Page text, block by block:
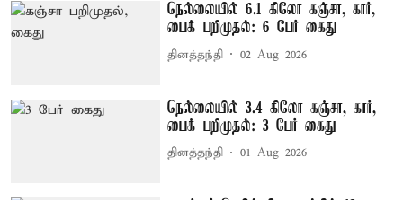
நெல்லையில் 6.1 கிலோ கஞ்சா, கார்,
பைக் பறிமுதல்: 6 பேர் கைது
தினத்தந்தி 02 Aug 2026
நெல்லையில் 3.4 கிலோ கஞ்சா, கார்,
பைக் பறிமுதல்: 3 பேர் கைது
தினத்தந்தி 01 Aug 2026